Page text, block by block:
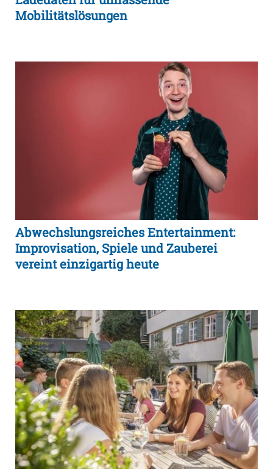
Mobilitätslösungen
Abwechslungsreiches Entertainment:
Improvisation, Spiele und Zauberei
vereint einzigartig heute